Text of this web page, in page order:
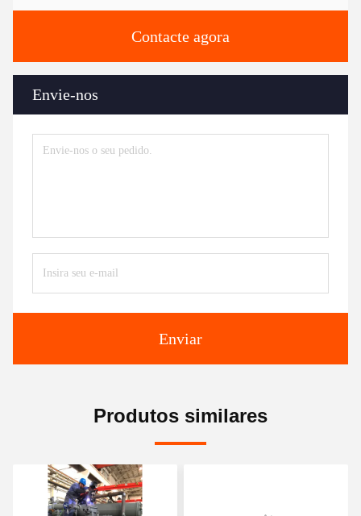
Contacte agora
Envie-nos
Enviar
Produtos similares